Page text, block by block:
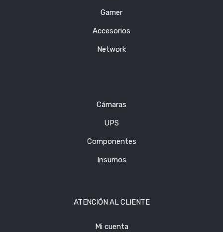
Gamer
Accesorios
Network
Cámaras
UPS
Componentes
Insumos
ATENCIÓN AL CLIENTE
Mi cuenta